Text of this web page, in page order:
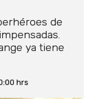
de
ya tiene
hrs